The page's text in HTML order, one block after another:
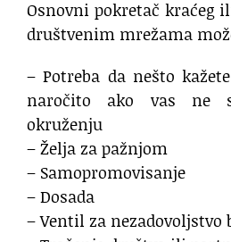
Osnovni pokretač kraćeg
društvenim mrežama
– Potreba da nešto
naročito ako vas ne
okruženju
– Želja za pažnjom
– Samopromovisanje
– Dosada
– Ventil za nezadovoljstvo